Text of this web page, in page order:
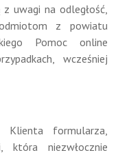
uwagi na odległość,
z powiatu
Pomoc online
wcześniej
Klienta formularza,
która niezwłocznie